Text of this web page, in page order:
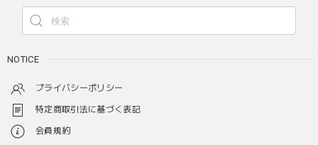
NOTICE
プライバシーポリシー
特定商取引法に基づく表記
会員規約